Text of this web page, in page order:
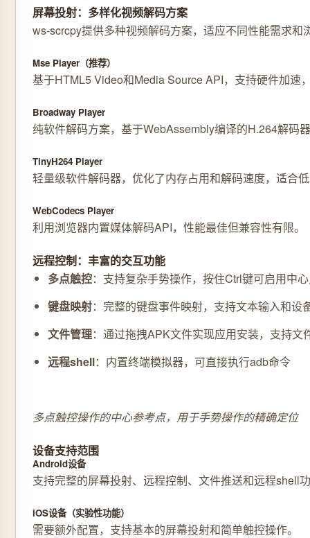
屏幕投射：多样化视频解码方案
ws-scrcpy提供多种视频解码方案，适应不同性能需求和
Mse Player（推荐）
基于HTML5 Video和Media Source API，支持硬件加速
Broadway Player
纯软件解码方案，基于WebAssembly编译的H.264解码
TinyH264 Player
轻量级软件解码器，优化了内存占用和解码速度，适合
WebCodecs Player
利用浏览器内置媒体解码API，性能最佳但兼容性有限。
远程控制：丰富的交互功能
多点触控：支持复杂手势操作，按住Ctrl键可启用中
键盘映射：完整的键盘事件映射，支持文本输入和设
文件管理：通过拖拽APK文件实现应用安装，支持文
远程shell：内置终端模拟器，可直接执行adb命令
多点触控操作的中心参考点，用于手势操作的精确定位
设备支持范围
Android设备
支持完整的屏幕投射、远程控制、文件推送和远程shell
iOS设备（实验性功能）
需要额外配置，支持基本的屏幕投射和简单触控操作。